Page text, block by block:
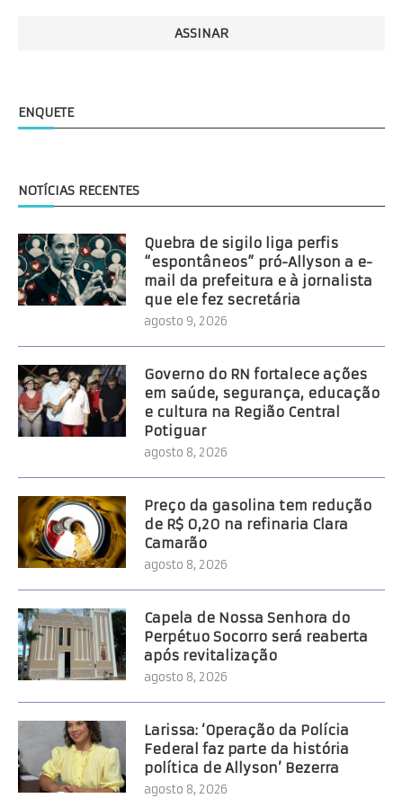
ENQUETE
NOTÍCIAS RECENTES
Quebra de sigilo liga perfis
“espontâneos” pró-Allyson a e-
mail da prefeitura e à jornalista
que ele fez secretária
agosto 9, 2026
Governo do RN fortalece ações
em saúde, segurança, educação
e cultura na Região Central
Potiguar
agosto 8, 2026
Preço da gasolina tem redução
de R$ 0,20 na refinaria Clara
Camarão
agosto 8, 2026
Capela de Nossa Senhora do
Perpétuo Socorro será reaberta
após revitalização
agosto 8, 2026
Larissa: ‘Operação da Polícia
Federal faz parte da história
política de Allyson’ Bezerra
agosto 8, 2026